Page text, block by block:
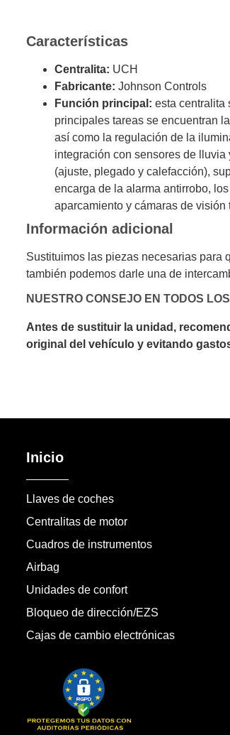
Características
Centralita: UCH
Fabricante: Johnson Controls
Función principal: esta centralita
principales tareas se encuentran
así como la regulación de la
integración con sensores de
(ajuste, plegado y calefacción),
encarga de la alarma antirrobo,
aparcamiento y cámaras de
Información adicional
Sustituimos las piezas necesarias para
también podemos darle una de
NUESTRO CONSEJO EN TODOS
Antes de sustituir la unidad,
original del vehículo y evitando
Inicio
Llaves de coches
Centralitas de motor
Cuadros de instrumentos
Airbag
Unidades de confort
Bloqueo de dirección/EZS
Cajas de cambio electrónicas